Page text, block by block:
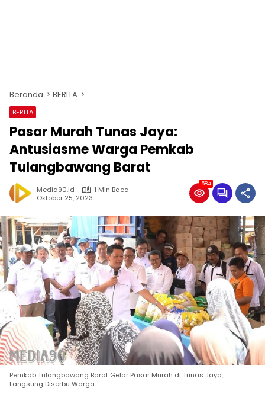
Beranda BERITA
BERITA
Pasar Murah Tunas Jaya:
Antusiasme Warga Pemkab
Tulangbawang Barat
Media90.id
1 Min Baca
Oktober 25, 2023
584
Pemkab Tulangbawang Barat Gelar Pasar Murah di Tunas Jaya,
Langsung Diserbu Warga